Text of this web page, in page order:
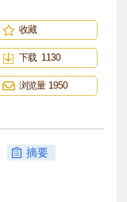
收藏
下载 1130
浏览量 1950
摘要